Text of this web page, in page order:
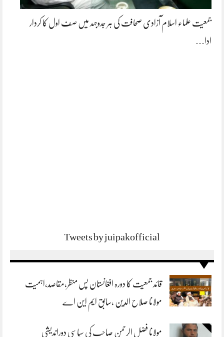
جمعیت علماء اسلام آزادی صحافت کی ہر جدوجہد میں صف اول کا کردار
ادا…
Tweets by juipakofficial
قائد جمعیت کا دورہ افغانستان پس منظر،مقاصد،اہمیت
مولانا صلاح الدین ،سابق ایم این اے
مولانا فضل الرحمن صاحب کی سیاسی دوراندیشی